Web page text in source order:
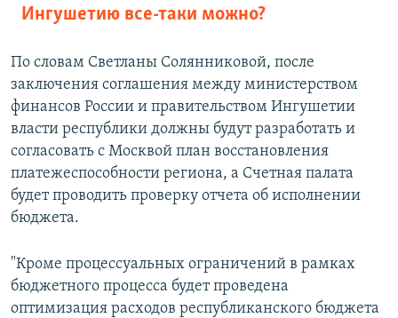
Ингушетию все-таки можно?
По словам Светланы Солянниковой, после
заключения соглашения между министерством
финансов России и правительством Ингушетии
власти республики должны будут разработать и
согласовать с Москвой план восстановления
платежеспособности региона, а Счетная палата
будет проводить проверку отчета об исполнении
бюджета.
"Кроме процессуальных ограничений в рамках
бюджетного процесса будет проведена
оптимизация расходов республиканского бюджета